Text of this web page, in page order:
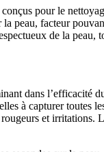
pour le
peau, facteur
de la
dans l’efficacité
à capturer toutes
et